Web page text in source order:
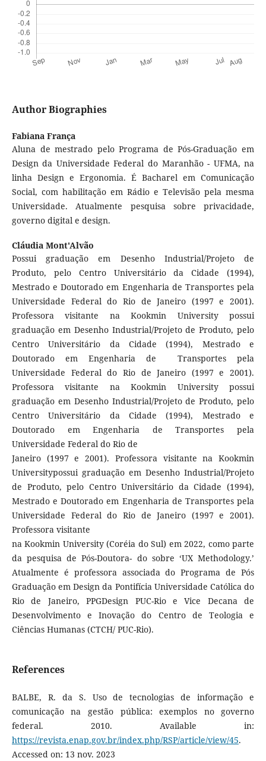
Author Biographies
Fabiana França
Aluna de mestrado pelo Programa de Pós-Graduação em
Design da Universidade Federal do Maranhão - UFMA, na
linha Design e Ergonomia. É Bacharel em Comunicação
Social, com habilitação em Rádio e Televisão pela mesma
Universidade. Atualmente pesquisa sobre privacidade,
governo digital e design.
Cláudia Mont'Alvão
Possui graduação em Desenho Industrial/Projeto de
Produto, pelo Centro Universitário da Cidade (1994),
Mestrado e Doutorado em Engenharia de Transportes pela
Universidade Federal do Rio de Janeiro (1997 e 2001).
Professora visitante na Kookmin University possui
graduação em Desenho Industrial/Projeto de Produto, pelo
Centro Universitário da Cidade (1994), Mestrado e
Doutorado em Engenharia de Transportes pela
Universidade Federal do Rio de Janeiro (1997 e 2001).
Professora visitante na Kookmin University possui
graduação em Desenho Industrial/Projeto de Produto, pelo
Centro Universitário da Cidade (1994), Mestrado e
Doutorado em Engenharia de Transportes pela
Universidade Federal do Rio de
Janeiro (1997 e 2001). Professora visitante na Kookmin
Universitypossui graduação em Desenho Industrial/Projeto
de Produto, pelo Centro Universitário da Cidade (1994),
Mestrado e Doutorado em Engenharia de Transportes pela
Universidade Federal do Rio de Janeiro (1997 e 2001).
Professora visitante
na Kookmin University (Coréia do Sul) em 2022, como parte
da pesquisa de Pós-Doutora- do sobre ‘UX Methodology.’
Atualmente é professora associada do Programa de Pós
Graduação em Design da Pontifícia Universidade Católica do
Rio de Janeiro, PPGDesign PUC-Rio e Vice Decana de
Desenvolvimento e Inovação do Centro de Teologia e
Ciências Humanas (CTCH/ PUC-Rio).
References
BALBE, R. da S. Uso de tecnologias de informação e
comunicação na gestão pública: exemplos no governo
federal. 2010. Available in:
https://revista.enap.gov.br/index.php/RSP/article/view/45.
Accessed on: 13 nov. 2023